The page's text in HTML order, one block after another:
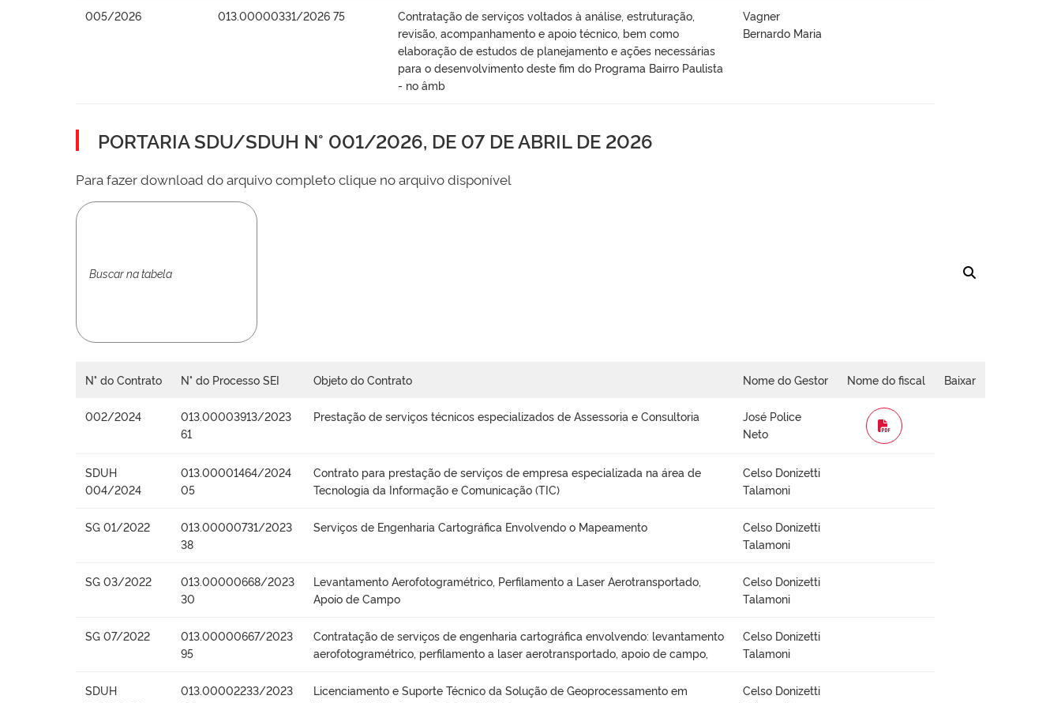
005/2026 013.00000331/2026 75
Contratação de serviços voltados à análise, estruturação,
revisão, acompanhamento e apoio técnico, bem como
elaboração de estudos de planejamento e ações necessárias
para o desenvolvimento deste fim do Programa Bairro Paulista
- no âmb
Vagner
Bernardo Maria
PORTARIA SDU/SDUH N° 001/2026, DE 07 DE ABRIL DE 2026
Para fazer download do arquivo completo clique no arquivo disponível
N° do Contrato N° do Processo SEI Objeto do Contrato Nome do Gestor Nome do fiscal Baixar
002/2024
013.00003913/2023
61
Prestação de serviços técnicos especializados de Assessoria e Consultoria
José Police
Neto
WORD
SDUH
004/2024
013.00001464/2024
05
Contrato para prestação de serviços de empresa especializada na área de
Tecnologia da Informação e Comunicação (TIC)
Celso Donizetti
Talamoni
SG 01/2022
013.00000731/2023
38
Serviços de Engenharia Cartográfica Envolvendo o Mapeamento
Celso Donizetti
Talamoni
SG 03/2022
013.00000668/2023
30
Levantamento Aerofotogramétrico, Perfilamento a Laser Aerotransportado,
Apoio de Campo
Celso Donizetti
Talamoni
SG 07/2022
013.00000667/2023
95
Contratação de serviços de engenharia cartográfica envolvendo: levantamento
aerofotogramétrico, perfilamento a laser aerotransportado, apoio de campo,
Celso Donizetti
Talamoni
SDUH
013.00002233/2023
Licenciamento e Suporte Técnico da Solução de Geoprocessamento em
Celso Donizetti